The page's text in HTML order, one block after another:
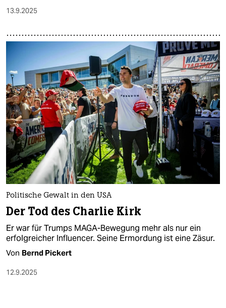
13.9.2025
Politische Gewalt in den USA
Der Tod des Charlie Kirk
Er war für Trumps MAGA-Bewegung mehr als nur ein
erfolgreicher Influencer. Seine Ermordung ist eine Zäsur.
Von Bernd Pickert
12.9.2025